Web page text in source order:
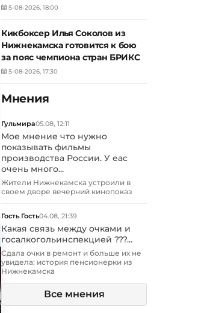
5-08-2026, 18:00
Кикбоксер Илья Соколов из
Нижнекамска готовится к бою
за пояс чемпиона стран БРИКС
5-08-2026, 17:30
Мнения
Гульмира05.08, 12:11
Мое мнение что нужно
показывать фильмы
производства России. У еас
очень много...
Жители Нижнекамска устроили в
своем дворе вечерний кинопоказ
Гость Гость04.08, 21:39
Какая связь между очками и
госалкогольинспекцией ???...
Сдала очки в ремонт и больше их не
увидела: история пенсионерки из
Нижнекамска
Все мнения